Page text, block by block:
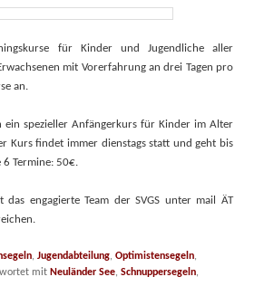
für Kinder und Jugendliche aller
mit Vorerfahrung an drei Tagen pro
an.
ein spezieller Anfängerkurs für Kinder im Alter
Kurs findet immer dienstags statt und geht bis
6 Termine: 50€.
das engagierte Team der SVGS unter mail ÄT
,Jugendabteilung,Optimistensegeln,
mit Neuländer See,Schnuppersegeln,